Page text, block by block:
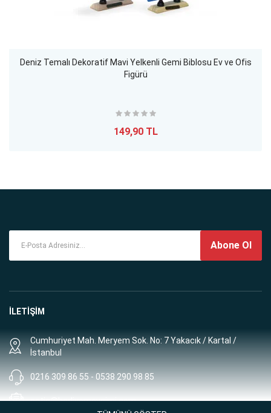
Deniz Temalı Dekoratif Mavi Yelkenli Gemi Biblosu Ev ve Ofis
Figürü
149,90 TL
Abone Ol
İLETİŞİM
Cumhuriyet Mah. Meryem Sok. No: 7 Yakacık / Kartal /
İstanbul
0216 309 86 55 - 0538 290 98 85
satis@hediyemevsimi.com